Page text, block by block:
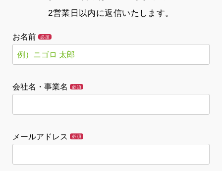
2営業日以内に返信いたします。
お名前 必須
会社名・事業名 必須
メールアドレス 必須